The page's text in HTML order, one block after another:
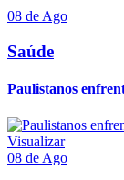
08 de Ago
Saúde
Paulistanos
Visualizar
08 de Ago